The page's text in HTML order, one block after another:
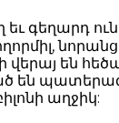
գեղարդ
վերայ են
են
աղջիկ: